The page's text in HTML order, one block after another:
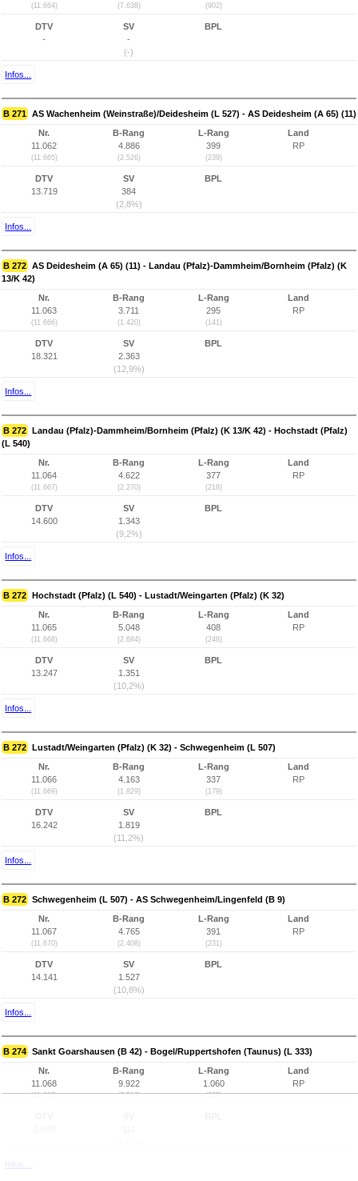
(11.664) (7.638) (902)
DTV
-
SV
-
(-)
BPL
Infos...
B 271 AS Wachenheim (Weinstraße)/Deidesheim (L 527) - AS Deidesheim (A 65) (11)
Nr.
11.062
(11.665)
B-Rang
4.886
(2.526)
L-Rang
399
(239)
Land
RP
DTV
13.719
SV
384
(2,8%)
BPL
Infos...
B 272 AS Deidesheim (A 65) (11) - Landau (Pfalz)-Dammheim/Bornheim (Pfalz) (K
13/K 42)
Nr.
11.063
(11.666)
B-Rang
3.711
(1.420)
L-Rang
295
(141)
Land
RP
DTV
18.321
SV
2.363
(12,9%)
BPL
Infos...
B 272 Landau (Pfalz)-Dammheim/Bornheim (Pfalz) (K 13/K 42) - Hochstadt (Pfalz)
(L 540)
Nr.
11.064
(11.667)
B-Rang
4.622
(2.270)
L-Rang
377
(218)
Land
RP
DTV
14.600
SV
1.343
(9,2%)
BPL
Infos...
B 272 Hochstadt (Pfalz) (L 540) - Lustadt/Weingarten (Pfalz) (K 32)
Nr.
11.065
(11.668)
B-Rang
5.048
(2.684)
L-Rang
408
(248)
Land
RP
DTV
13.247
SV
1.351
(10,2%)
BPL
Infos...
B 272 Lustadt/Weingarten (Pfalz) (K 32) - Schwegenheim (L 507)
Nr.
11.066
(11.669)
B-Rang
4.163
(1.829)
L-Rang
337
(179)
Land
RP
DTV
16.242
SV
1.819
(11,2%)
BPL
Infos...
B 272 Schwegenheim (L 507) - AS Schwegenheim/Lingenfeld (B 9)
Nr.
11.067
(11.670)
B-Rang
4.765
(2.408)
L-Rang
391
(231)
Land
RP
DTV
14.141
SV
1.527
(10,8%)
BPL
Infos...
B 274 Sankt Goarshausen (B 42) - Bogel/Ruppertshofen (Taunus) (L 333)
Nr.
11.068
(11.683)
B-Rang
9.922
(7.519)
L-Rang
1.060
(883)
Land
RP
Infos...